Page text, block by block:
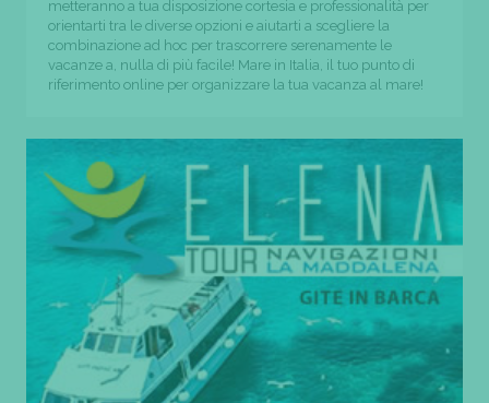
metteranno a tua disposizione cortesia e professionalità per
orientarti tra le diverse opzioni e aiutarti a scegliere la
combinazione ad hoc per trascorrere serenamente le
vacanze a, nulla di più facile! Mare in Italia, il tuo punto di
riferimento online per organizzare la tua vacanza al mare!